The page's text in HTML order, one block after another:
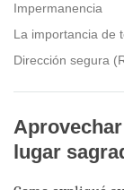
Impermanencia
La importancia de
Dirección segura
lugar